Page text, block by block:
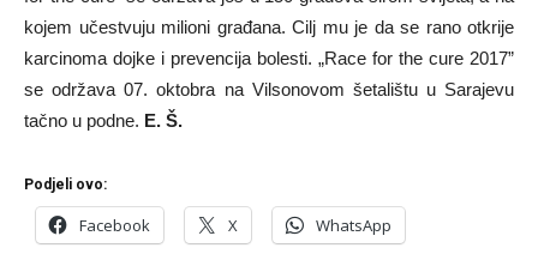
kojem učestvuju milioni građana. Cilj mu je da se rano otkrije
karcinoma dojke i prevencija bolesti. „Race for the cure 2017”
se održava 07. oktobra na Vilsonovom šetalištu u Sarajevu
tačno u podne. E. Š.
Podjeli ovo:
Facebook X WhatsApp